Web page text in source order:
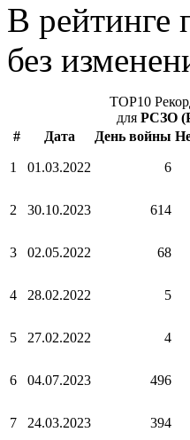
В рейтинге
без
TOP10
для РСЗО
#
Дата День войны
1 01.03.2022 6
2 30.10.2023 614
3 02.05.2022 68
4 28.02.2022 5
5 27.02.2022 4
6 04.07.2023 496
7 24.03.2023 394